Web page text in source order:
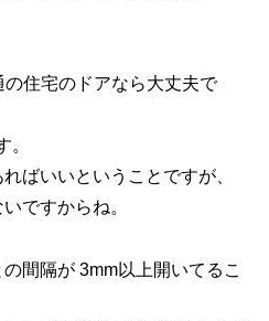
の住宅のドアなら大丈夫で
。
ばいいということですが、
ですからね。
間隔が 3mm以上開いてるこ